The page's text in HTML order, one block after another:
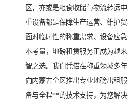
区，亦或是粮食收储与物流转运
重设备都是保障生产运营、维护贸
面对临时性的称重需求、设备应
本考量，地磅租赁服务正成为越
智之选。我们凭借在称重领域多
向内蒙古全区推出专业地磅出租
备与全程**的技术支持，为您解决